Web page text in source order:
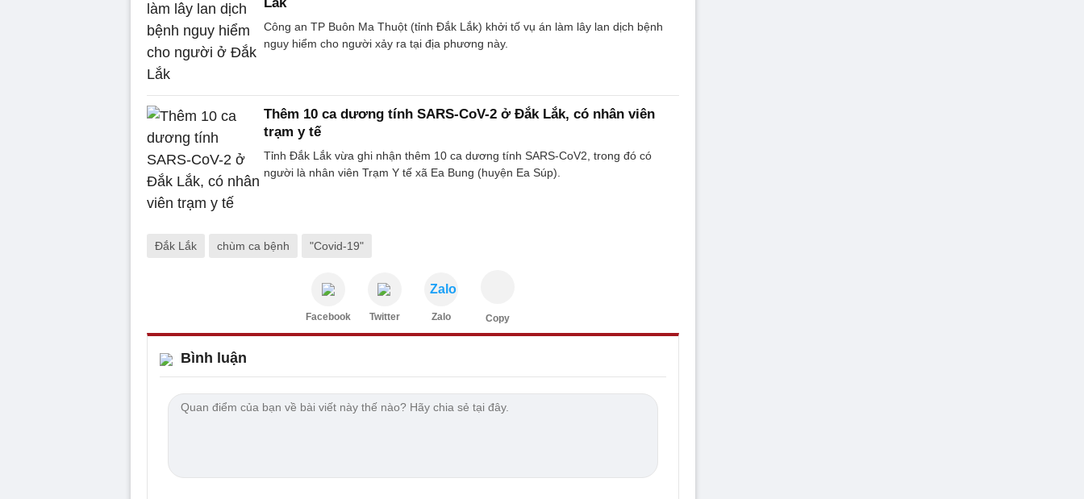
Công an TP Buôn Ma Thuột (tỉnh Đắk Lắk) khởi tố vụ án làm lây lan dịch bệnh
nguy hiểm cho người xảy ra tại địa phương này.
Thêm 10 ca dương tính SARS-CoV-2 ở Đắk Lắk, có nhân viên
trạm y tế
Tỉnh Đắk Lắk vừa ghi nhận thêm 10 ca dương tính SARS-CoV2, trong đó có
người là nhân viên Trạm Y tế xã Ea Bung (huyện Ea Súp).
Đắk Lắk chùm ca bệnh "Covid-19"
Facebook Twitter
Zalo
Zalo Copy
Bình luận